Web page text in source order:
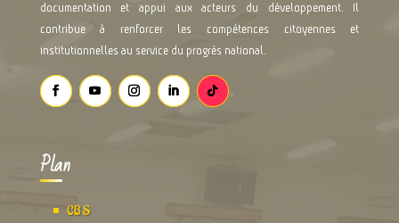
documentation et appui aux acteurs du développement. Il
contribue à renforcer les compétences citoyennes et
institutionnelles au service du progrès national.
Plan
CBS